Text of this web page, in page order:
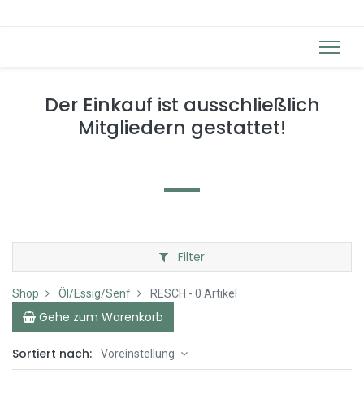
Der Einkauf ist ausschließlich
Mitgliedern gestattet!
Filter
Shop Öl/Essig/Senf RESCH - 0 Artikel
Gehe zum Warenkorb
Sortiert nach: Voreinstellung